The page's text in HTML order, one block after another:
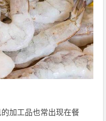
加工品也常出现在餐